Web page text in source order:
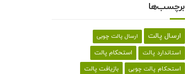
برچسب‌ها
ارسال پالت ارسال پالت چوبی
استاندارد پالت استحکام پالت
استحکام پالت چوبی بازیافت پالت